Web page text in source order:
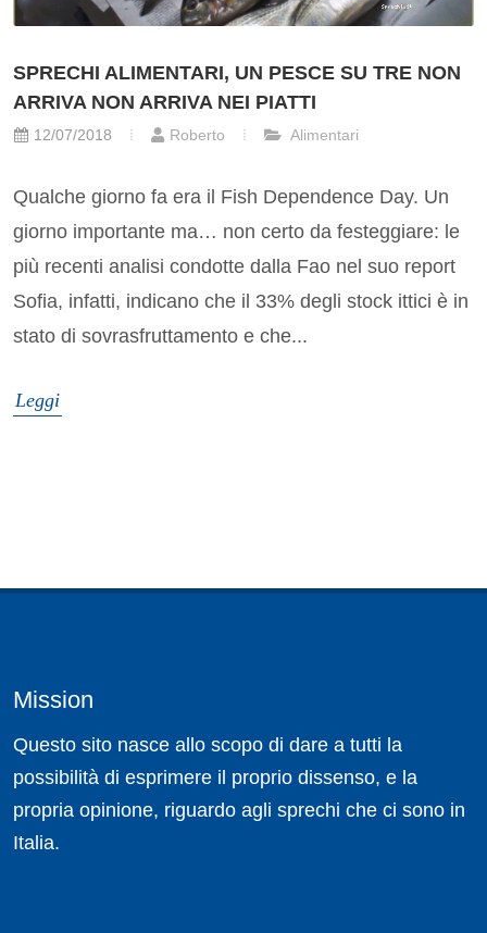
SPRECHI ALIMENTARI, UN PESCE SU TRE NON
ARRIVA NON ARRIVA NEI PIATTI
12/07/2018 Roberto Alimentari
Qualche giorno fa era il Fish Dependence Day. Un
giorno importante ma… non certo da festeggiare: le
più recenti analisi condotte dalla Fao nel suo report
Sofia, infatti, indicano che il 33% degli stock ittici è in
stato di sovrasfruttamento e che...
Leggi
Mission
Questo sito nasce allo scopo di dare a tutti la
possibilità di esprimere il proprio dissenso, e la
propria opinione, riguardo agli sprechi che ci sono in
Italia.